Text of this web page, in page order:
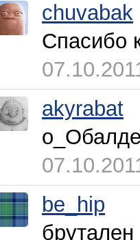
chuvabak
Спасибо
akyrabat
be_hip
брутален